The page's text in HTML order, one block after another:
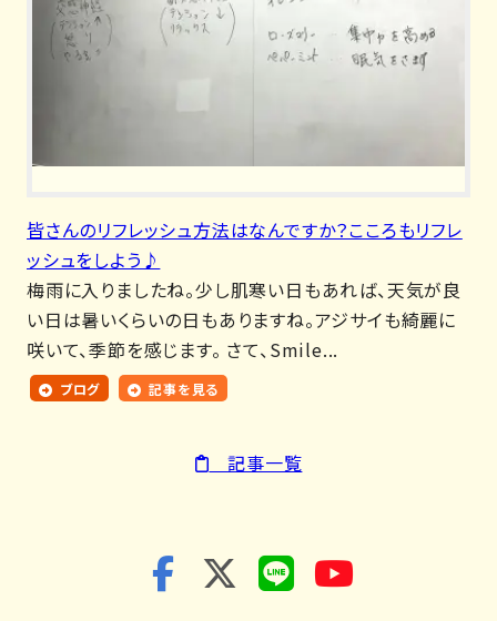
皆さんのリフレッシュ方法はなんですか？こころもリフレ
ッシュをしよう♪
梅雨に入りましたね。少し肌寒い日もあれば、天気が良
い日は暑いくらいの日もありますね。アジサイも綺麗に
咲いて、季節を感じます。 さて、Smile...
ブログ 記事を見る
記事一覧